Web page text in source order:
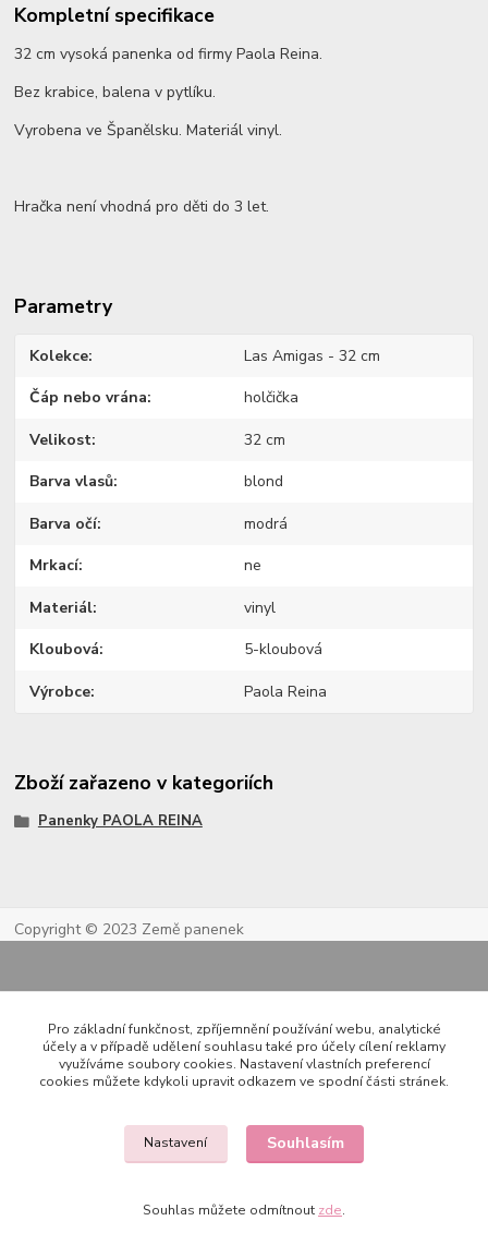
Kompletní specifikace
32 cm vysoká panenka od firmy Paola Reina.
Bez krabice, balena v pytlíku.
Vyrobena ve Španělsku. Materiál vinyl.
Hračka není vhodná pro děti do 3 let.
Parametry
Kolekce Las Amigas - 32 cm
Čáp nebo vrána holčička
Velikost 32 cm
Barva vlasů blond
Barva očí modrá
Mrkací ne
Materiál vinyl
Kloubová 5-kloubová
Výrobce Paola Reina
Zboží zařazeno v kategoriích
Panenky PAOLA REINA
Copyright © 2023 Země panenek
Pro základní funkčnost, zpříjemnění používání webu, analytické
účely a v případě udělení souhlasu také pro účely cílení reklamy
využíváme soubory cookies. Nastavení vlastních preferencí
cookies můžete kdykoli upravit odkazem ve spodní části stránek.
Nastavení Souhlasím
Souhlas můžete odmítnout zde.